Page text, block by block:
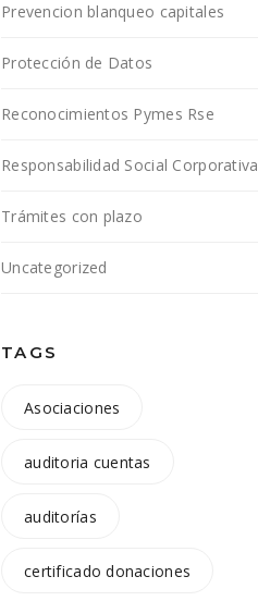
Prevencion blanqueo capitales
Protección de Datos
Reconocimientos Pymes Rse
Responsabilidad Social Corporativa
Trámites con plazo
Uncategorized
TAGS
Asociaciones
auditoria cuentas
auditorías
certificado donaciones